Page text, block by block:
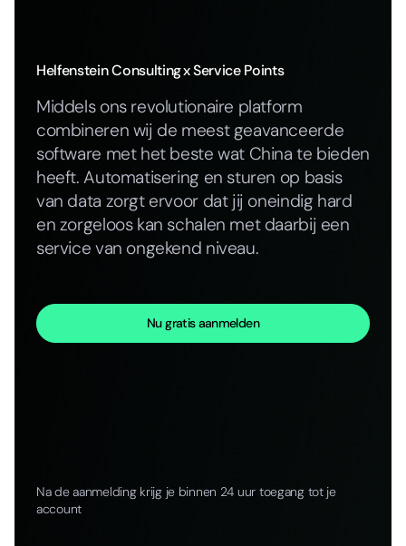
Helfenstein Consultingx Service Points
Middels ons revolutionaire platform
combineren wij de meest geavanceerde
software met het beste wat China te bieden
heeft. Automatisering en sturen op basis
van data zorgt ervoor dat jij oneindig hard
en zorgeloos kan schalen met daarbij een
service van ongekend niveau.
Nu gratis aanmelden
Na de aanmelding krijg je binnen 24 uur toegang tot je
account